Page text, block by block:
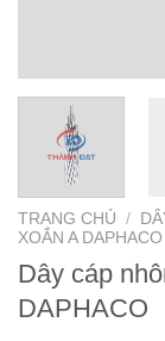
TRANG CHỦ /
XOẮN A DAPHACO
Dây cáp
DAPHACO